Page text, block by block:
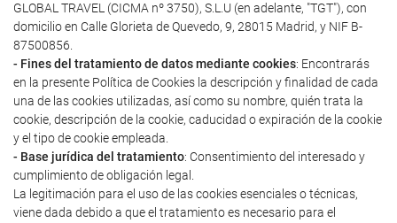
GLOBAL TRAVEL (CICMA nº 3750), S.L.U (en adelante, "TGT"), con
domicilio en Calle Glorieta de Quevedo, 9, 28015 Madrid, y NIF B-
87500856.
- Fines del tratamiento de datos mediante cookies: Encontrarás
en la presente Política de Cookies la descripción y finalidad de cada
una de las cookies utilizadas, así como su nombre, quién trata la
cookie, descripción de la cookie, caducidad o expiración de la cookie
y el tipo de cookie empleada.
- Base jurídica del tratamiento: Consentimiento del interesado y
cumplimiento de obligación legal.
La legitimación para el uso de las cookies esenciales o técnicas,
viene dada debido a que el tratamiento es necesario para el